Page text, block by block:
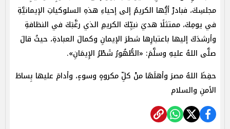
مجلسِكَ، فبادرْ أيُّها الكريمُ إلى إحياءِ هذهِ السلوكياتِ الإيمانيَّةِ
في يومِكَ، ممتثلًا هديَ نبيِّكَ الكريمِ الذي رغَّبَكَ في النظافةِ
وأرشدَكَ إليها باعتبارِها شطرَ الإيمانِ وكمالَ العبادةِ، حيثُ قالَ
صلَّى اللهُ عليهِ وسلَّمَ: «الطُّهُورُ شَطْرُ الإِيمَانِ».
حفِظَ اللهُ مصرَ وأهلَهَا منْ كلِّ مكروهٍ وسوءٍ، وأدامَ عليها بِساطَ
الأمنِ والسلام